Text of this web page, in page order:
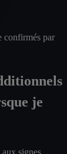
confirmés par
je